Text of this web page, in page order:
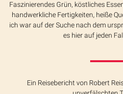
Faszinierendes Grün, köstliches
handwerkliche Fertigkeiten, heiße
ich war auf der Suche nach dem
es hier auf jeden
Ein Reisebericht von Robert